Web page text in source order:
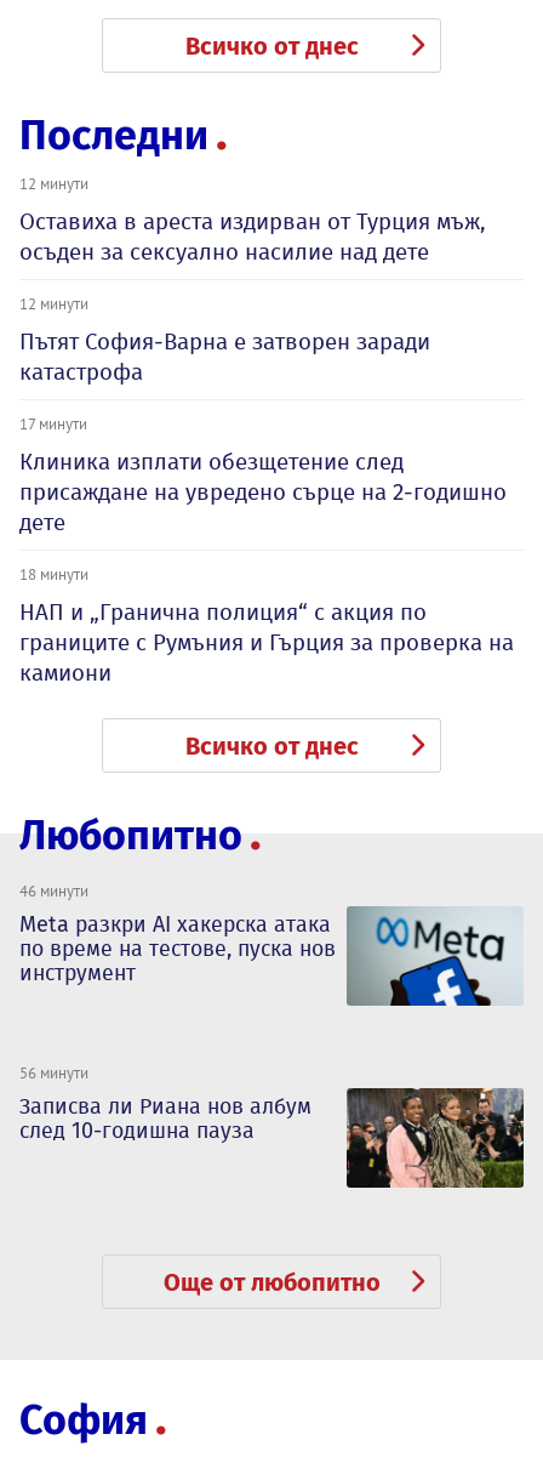
Всичко от днес
Последни
12 минути
Оставиха в ареста издирван от Турция мъж,
осъден за сексуално насилие над дете
12 минути
Пътят София-Варна е затворен заради
катастрофа
17 минути
Клиника изплати обезщетение след
присаждане на увредено сърце на 2-годишно
дете
18 минути
НАП и „Гранична полиция“ с акция по
границите с Румъния и Гърция за проверка на
камиони
Всичко от днес
Любопитно
46 минути
Meta разкри AI хакерска атака
по време на тестове, пуска нов
инструмент
56 минути
Записва ли Риана нов албум
след 10-годишна пауза
Още от любопитно
София